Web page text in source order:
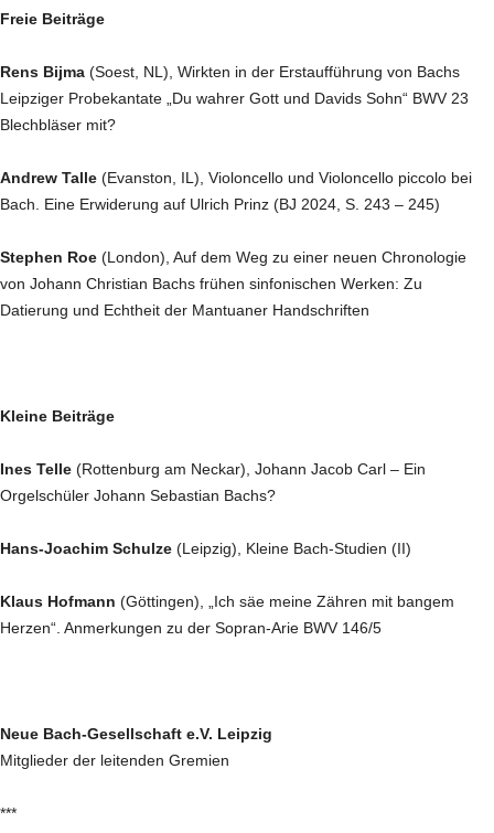
Freie Beiträge
Rens Bijma (Soest, NL), Wirkten in der Erstaufführung von Bachs
Leipziger Probekantate „Du wahrer Gott und Davids Sohn“ BWV 23
Blechbläser mit?
Andrew Talle (Evanston, IL), Violoncello und Violoncello piccolo bei
Bach. Eine Erwiderung auf Ulrich Prinz (BJ 2024, S. 243 – 245)
Stephen Roe (London), Auf dem Weg zu einer neuen Chronologie
von Johann Christian Bachs frühen sinfonischen Werken: Zu
Datierung und Echtheit der Mantuaner Handschriften
Kleine Beiträge
Ines Telle (Rottenburg am Neckar), Johann Jacob Carl – Ein
Orgelschüler Johann Sebastian Bachs?
Hans-Joachim Schulze (Leipzig), Kleine Bach-Studien (II)
Klaus Hofmann (Göttingen), „Ich säe meine Zähren mit bangem
Herzen“. Anmerkungen zu der Sopran-Arie BWV 146/5
Neue Bach-Gesellschaft e.V. Leipzig
Mitglieder der leitenden Gremien
***